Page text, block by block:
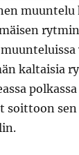
muuntelu
kaltaisia
soittoon